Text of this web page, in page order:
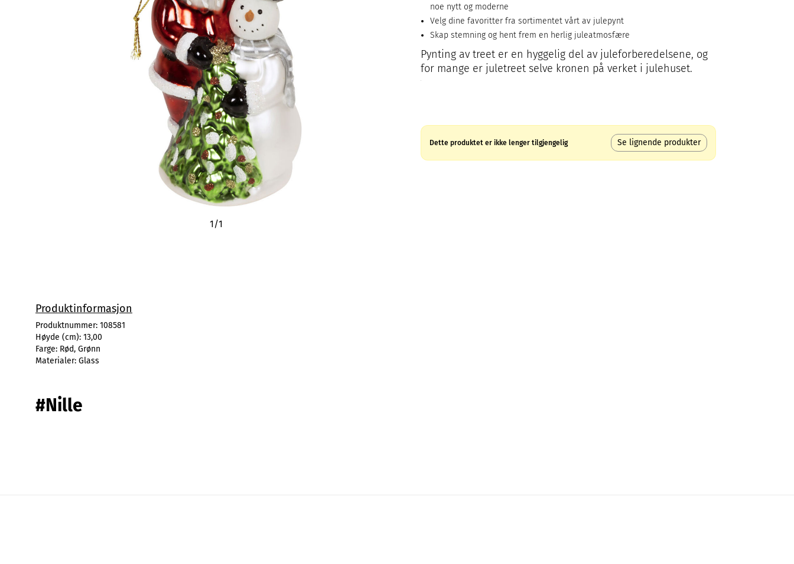
1/1
noe nytt og moderne
Velg dine favoritter fra sortimentet vårt av julepynt
Skap stemning og hent frem en herlig juleatmosfære
Pynting av treet er en hyggelig del av juleforberedelsene, og
for mange er juletreet selve kronen på verket i julehuset.
Dette produktet er ikke lenger tilgjengelig Se lignende produkter
Produktinformasjon
Produktnummer: 108581
Høyde (cm): 13,00
Farge: Rød, Grønn
Materialer: Glass
#Nille